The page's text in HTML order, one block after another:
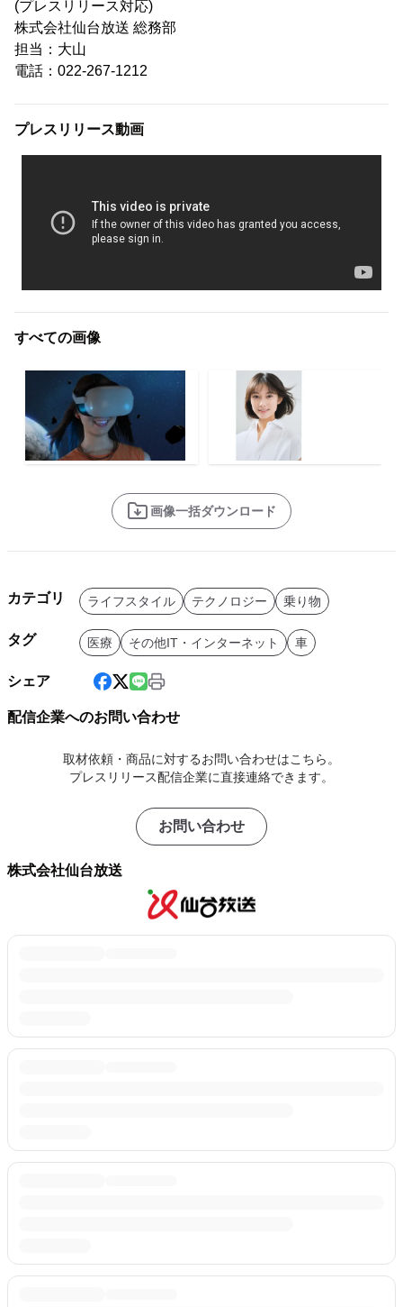
(プレスリリース対応)
株式会社仙台放送 総務部
担当：大山
電話：022-267-1212
プレスリリース動画
すべての画像
画像一括ダウンロード
カテゴリ ライフスタイル テクノロジー 乗り物
タグ 医療 その他IT・インターネット 車
シェア
配信企業へのお問い合わせ
取材依頼・商品に対するお問い合わせはこちら。
プレスリリース配信企業に直接連絡できます。
お問い合わせ
株式会社仙台放送